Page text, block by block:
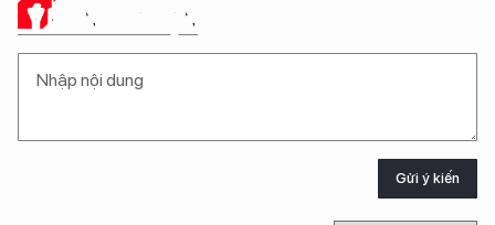
Ý KIẾN CỦA BẠN
Gửi ý kiến